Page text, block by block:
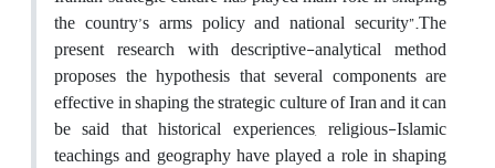
the country’s arms policy and national security”.The
present research with descriptive-analytical method
proposes the hypothesis that several components are
effective in shaping the strategic culture of Iran and it can
be said that historical experiences, religious-Islamic
teachings and geography have played a role in shaping